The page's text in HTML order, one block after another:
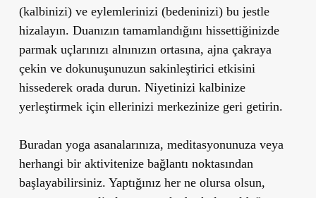
(kalbinizi) ve eylemlerinizi (bedeninizi) bu jestle
hizalayın. Duanızın tamamlandığını hissettiğinizde
parmak uçlarınızı alnınızın ortasına, ajna çakraya
çekin ve dokunuşunuzun sakinleştirici etkisini
hissederek orada durun. Niyetinizi kalbinize
yerleştirmek için ellerinizi merkezinize geri getirin.
Buradan yoga asanalarınıza, meditasyonunuza veya
herhangi bir aktivitenize bağlantı noktasından
başlayabilirsiniz. Yaptığınız her ne olursa olsun,